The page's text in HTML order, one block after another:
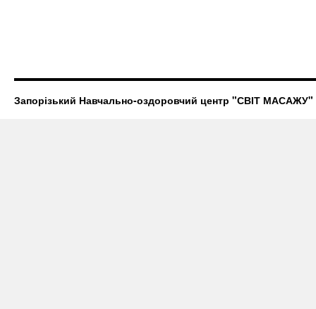
Запорізький Навчально-оздоровчий центр "СВІТ МАСАЖУ"